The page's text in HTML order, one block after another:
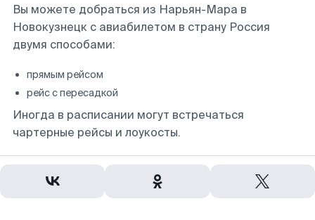
Вы можете добраться из Нарьян-Мара в
Новокузнецк с авиабилетом в страну Россия
двумя способами:
прямым рейсом
рейс с пересадкой
Иногда в расписании могут встречаться
чартерные рейсы и лоукосты.